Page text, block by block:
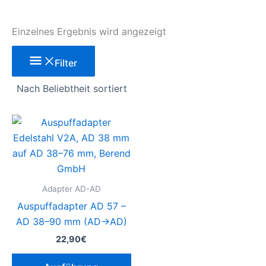
Einzelnes Ergebnis wird angezeigt
Filter
Adapter AD-AD
Auspuffadapter AD 57 –
AD 38–90 mm (AD→AD)
22,90€